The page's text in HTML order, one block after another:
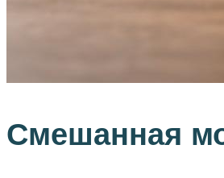
Смешанная